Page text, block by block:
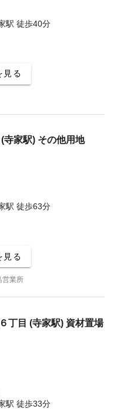
駅 徒歩40分
見る
寺家駅) その他用地
駅 徒歩63分
見る
営業所
丁目 (寺家駅) 資材置場
駅 徒歩33分